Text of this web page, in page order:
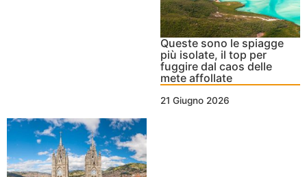
Queste sono le spiagge
più isolate, il top per
fuggire dal caos delle
mete affollate
21 Giugno 2026